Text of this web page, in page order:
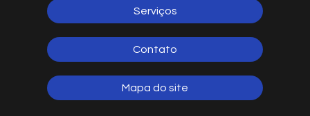
Serviços
Contato
Mapa do site